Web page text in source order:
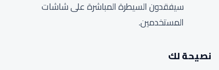
سيفقدون السيطرة المباشرة على شاشات
المستخدمين.
نصيحة لك